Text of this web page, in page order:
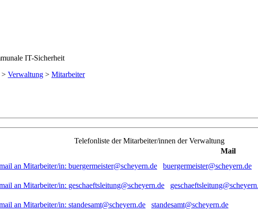
> Verwaltung > Mitarbeiter
Telefonliste der Mitarbeiter/innen der Verwaltung
Mail
buergermeister@scheyern.de
standesamt@scheyern.de